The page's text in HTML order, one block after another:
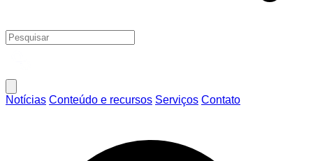
Notícias Conteúdo e recursos Serviços Contato